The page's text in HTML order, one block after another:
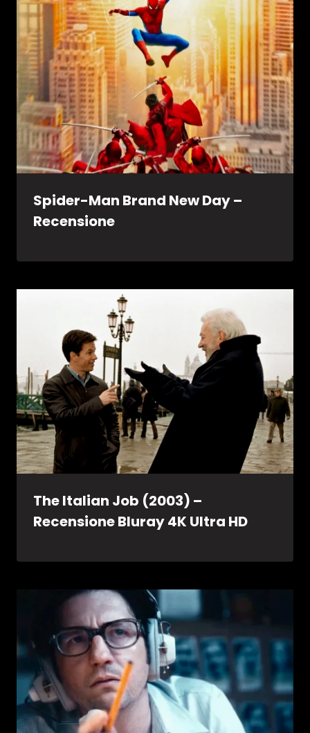
Spider-Man Brand New Day –
Recensione
The Italian Job (2003) –
Recensione Bluray 4K Ultra HD